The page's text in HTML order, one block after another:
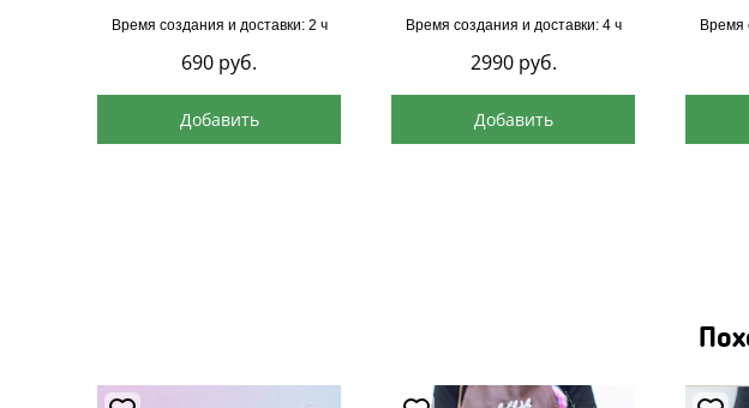
Время создания и доставки: 2 ч
690 руб.
Добавить
Время создания и доставки: 4 ч
2990 руб.
Добавить
Время